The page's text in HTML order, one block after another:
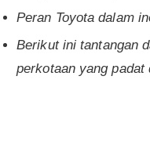
Peran Toyota dalam
Berikut ini tantangan
perkotaan yang